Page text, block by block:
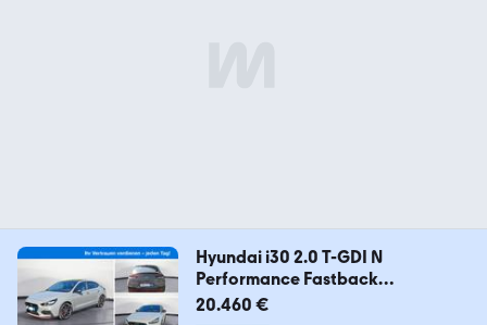
Hyundai i30 2.0 T-GDI N
Performance Fastback
*Klimaanlag
20.460 €